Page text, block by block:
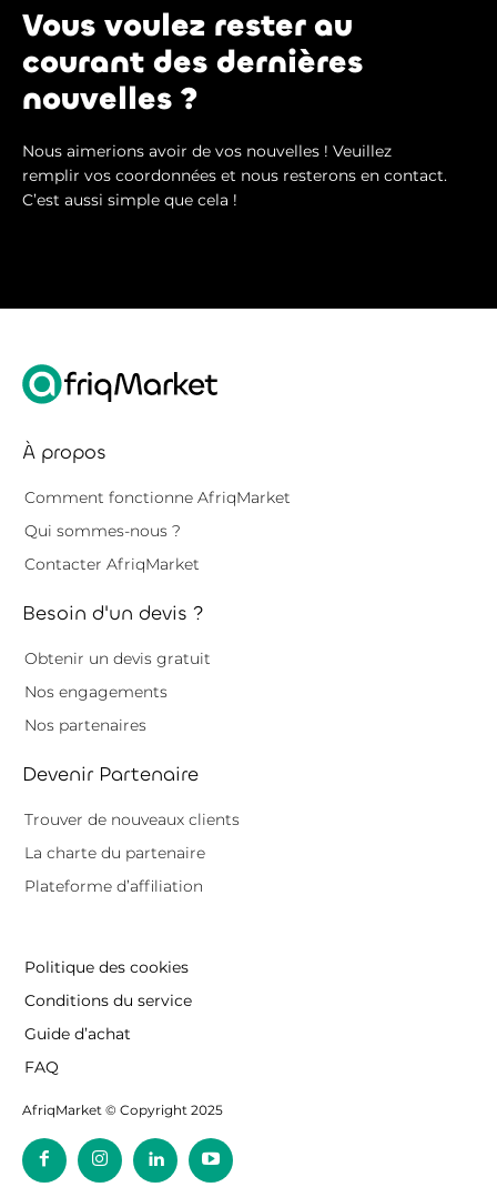
Vous voulez rester au
courant des dernières
nouvelles ?
Nous aimerions avoir de vos nouvelles ! Veuillez
remplir vos coordonnées et nous resterons en contact.
C’est aussi simple que cela !
À propos
Comment fonctionne AfriqMarket
Qui sommes-nous ?
Contacter AfriqMarket
Besoin d'un devis ?
Obtenir un devis gratuit
Nos engagements
Nos partenaires
Devenir Partenaire
Trouver de nouveaux clients
La charte du partenaire
Plateforme d’affiliation
Politique des cookies
Conditions du service
Guide d’achat
FAQ
AfriqMarket © Copyright 2025